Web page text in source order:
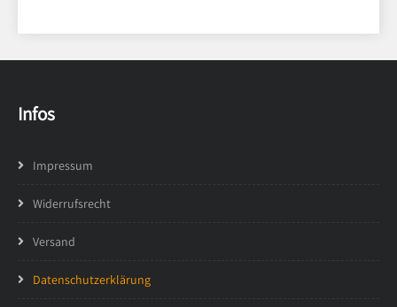
Infos
Impressum
Widerrufsrecht
Versand
Datenschutzerklärung